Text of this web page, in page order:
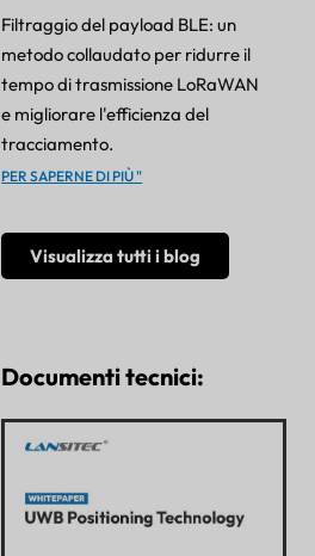
Filtraggio del payload BLE: un
metodo collaudato per ridurre il
tempo di trasmissione LoRaWAN
e migliorare l'efficienza del
tracciamento.
PER SAPERNE DI PIÙ "
Visualizza tutti i blog
Documenti tecnici: